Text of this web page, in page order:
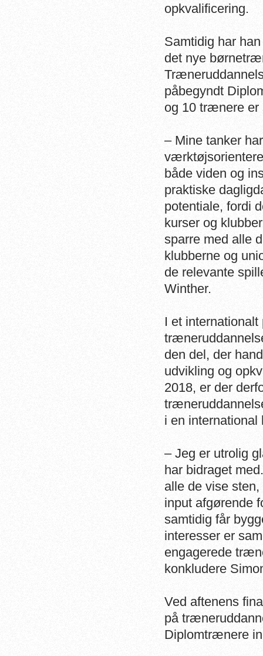
opkvalificering.
Samtidig har
det nye
påbegyndt
og 10 trænere er
– Mine tanker
både viden og
praktiske
potentiale, fordi
kurser og
sparre med alle
klubberne og
de relevante
Winther.
I et
den del, der
udvikling og
2018, er der
i en international
– Jeg er utrolig
har bidraget
alle de vise
input afgørende
samtidig får
interesser er
engagerede
konkludere
Ved aftenens
på
Diplomtrænere